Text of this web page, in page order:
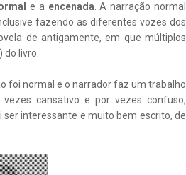
e a encenada . A narração normal
fazendo as diferentes vozes dos
de antigamente, em que múltiplos
livro.
foi normal e o narrador faz um trabalho
cansativo e por vezes confuso,
interessante e muito bem escrito, de